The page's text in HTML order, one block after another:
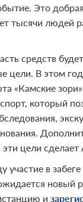
Это
тысячи людей
средств
цели. В этом
«Камские
который
эти цели
участие в
новый
и